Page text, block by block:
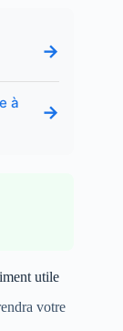
→
à
→
utile
votre